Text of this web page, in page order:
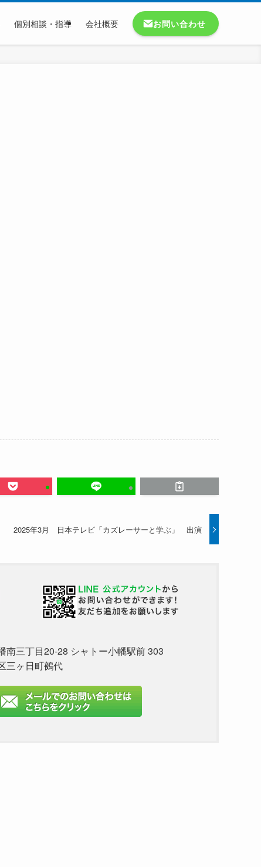
個別相談・指導 会社概要 お問い合わせ
2025年3月 日本テレビ「カズレーサーと学ぶ」 出演
南三丁目20-28 シャトー小幡駅前 303
三ヶ日町鵺代